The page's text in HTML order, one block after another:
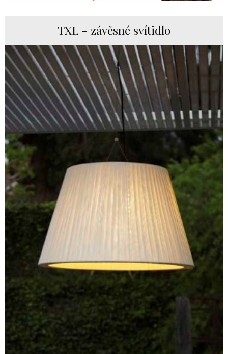
TXL - závěsné svítidlo